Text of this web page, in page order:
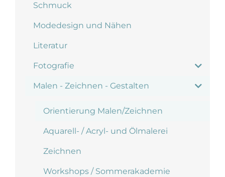
Schmuck
Modedesign und Nähen
Literatur
Fotografie
Malen - Zeichnen - Gestalten
Orientierung Malen/Zeichnen
Aquarell- / Acryl- und Ölmalerei
Zeichnen
Workshops / Sommerakademie